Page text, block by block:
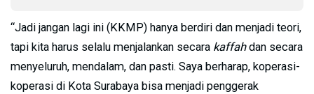
“Jadi jangan lagi ini (KKMP) hanya berdiri dan menjadi teori,
tapi kita harus selalu menjalankan secara kaffahdan secara
menyeluruh, mendalam, dan pasti. Saya berharap, koperasi-
koperasi di Kota Surabaya bisa menjadi penggerak